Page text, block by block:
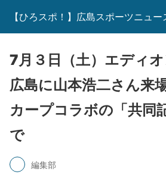
【ひろスポ！】広島スポーツニュ
7月３日（土）エディ
広島に山本浩二さん来
カープコラボの「共同
で
編集部